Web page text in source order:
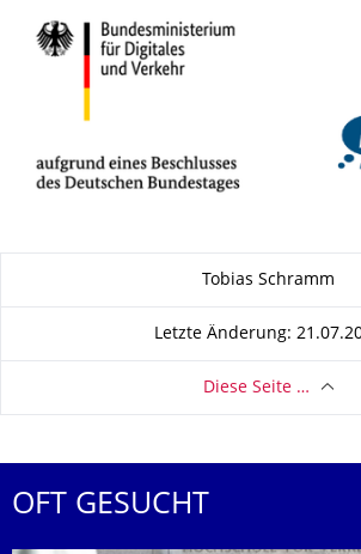
Tobias Schramm
Letzte Änderung:
Diese Seite …
OFT GESUCHT